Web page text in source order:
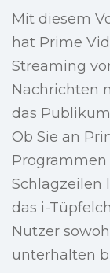
Mit diesem
hat Prime
Streaming
Nachrichten
das
Ob Sie an
Schlagzeilen
das i-
Nutzer
unterhalten